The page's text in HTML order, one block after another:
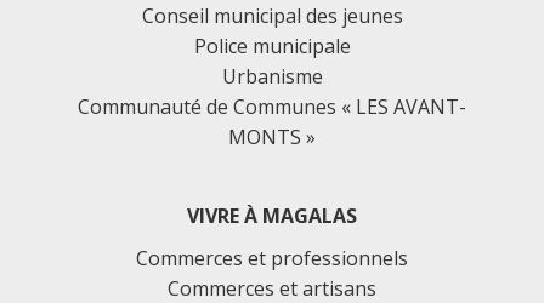
Conseil municipal des jeunes
Police municipale
Urbanisme
Communauté de Communes « LES AVANT-
MONTS »
VIVRE À MAGALAS
Commerces et professionnels
Commerces et artisans